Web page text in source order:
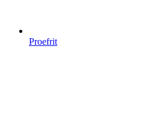
Proefrit